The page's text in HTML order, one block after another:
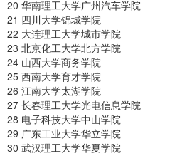
20 华南理工大学广州汽车学院
21 四川大学锦城学院
22 大连理工大学城市学院
23 北京化工大学北方学院
24 山西大学商务学院
25 西南大学育才学院
26 江南大学太湖学院
27 长春理工大学光电信息学院
28 电子科技大学中山学院
29 广东工业大学华立学院
30 武汉理工大学华夏学院